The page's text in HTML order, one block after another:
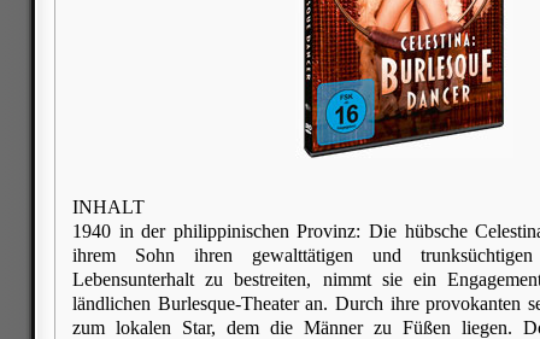
INHALT
1940 in der philippinischen Provinz: Die hübsche
ihrem Sohn ihren gewalttätigen und
Lebensunterhalt zu bestreiten, nimmt sie ein
ländlichen Burlesque-Theater an. Durch ihre provokanten
zum lokalen Star, dem die Männer zu Füßen liegen.